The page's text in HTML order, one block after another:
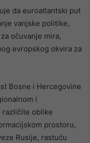
da euroatlantski put
vanjske politike,
očuvanje mira,
evropskog okvira za
Bosne i Hercegovine
i
oblike
prostoru,
Rusije, rastuću